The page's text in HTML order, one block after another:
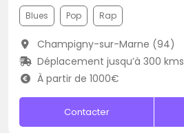
Blues Pop Rap
Champigny-sur-Marne (94)
Déplacement jusqu’à 300 kms
À partir de 1000€
Contacter